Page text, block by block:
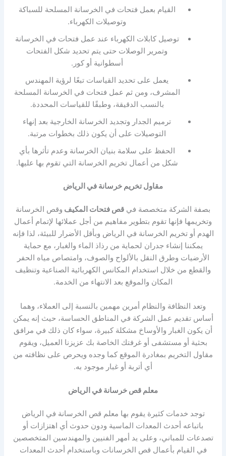
القيام بعمل فتحات في الخرسانة المسلحة للسباكة
وتوصيلات الكهرباء.
توصيل كابلات الكهرباء عند عمل فتحات في الخرسانة
وتمرير الوصلات حتى يتم تحديد شكل الفتحات
أسطوانية أو كور.
يعمل على تحديد القياسات تبعًا لرؤية المهندس
المشرف، ومن ثم عمل فتحات في الخرسانة المسلحة
بالنسب الدقيقة، وطبقًا للقياسات المحددة.
ترميم الجدار وتجديد الخرسانة الخارجية بعد إنهاء
التوصيلات على أن يكون ذلك بخطوات مرتبة.
الحفظ على سلامة بنيان الخرسانة وعدم تأثرها بأي
شكل من أعمال تخريم الخرسانة التي تقوم بها عليها.
مقاول تخريم خرسانة في الرياض
بصفة الشركة متخصصة في قص فتحات المكيف وقص الخرسانة
وتخريمها فإنها تقوم بتطوير مفاهيم من أجل عملائها لإتمام أعمال
الهدم أو تخريم الخرسانة في الرياض وبأقل الأضرار للبيئة، لذا فإنه
يمكننا إنشاء جدران لحماية من رذاذ الماء والغبار، مع حماية
الأرضيات وطرق النقل بالألواح والصوف، وامتصاص مياه الحفر
والقطع من خلال استخدام المكانس الكهربائية الصناعية وتنظيف
المكان والموقع بعد الانتهاء من الخدمة.
وتعد النظافة والنظام أمرين مهمين بالنسبة إلى العملاء، وهما
أساس تقديم عمل الشركة في المناطق الحساسة، حيث إنه يمكن
أن يكون الغبار والأوساخ مشكلة كبيرة، سواء كان ذلك في مرافق
بحثية أو مستشفى أو غرفتك الخاصة بك عزيزنا العميل، ويقوم
مقاول التخريم بمغادرة الموقع كما وجده ويحرص على نظافته من
أي أتربة أو غبار موجود به.
معلم قص خرسانة في الرياض
توجد خدمات كثيرة يقوم بها معلم قص الخرسانة في الرياض
باتباعه أحدث المعدات الماسية ودون حدوث أي اهتزازات أو
تصدعات للمباني، وعلى يد أمهر الفنيين والمهندسين المتخصصين
في القيام بأعمال قص الخرسانات وباستخدام أحدث المعدات